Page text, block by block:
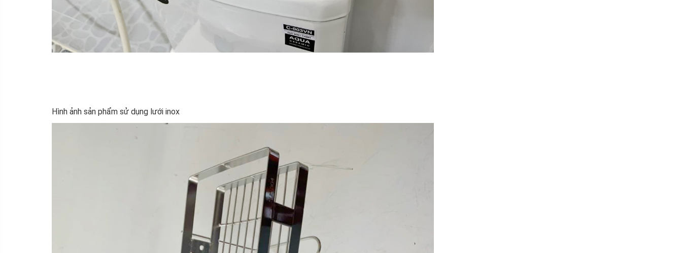
Hình ảnh sản phẩm sử dụng lưới inox